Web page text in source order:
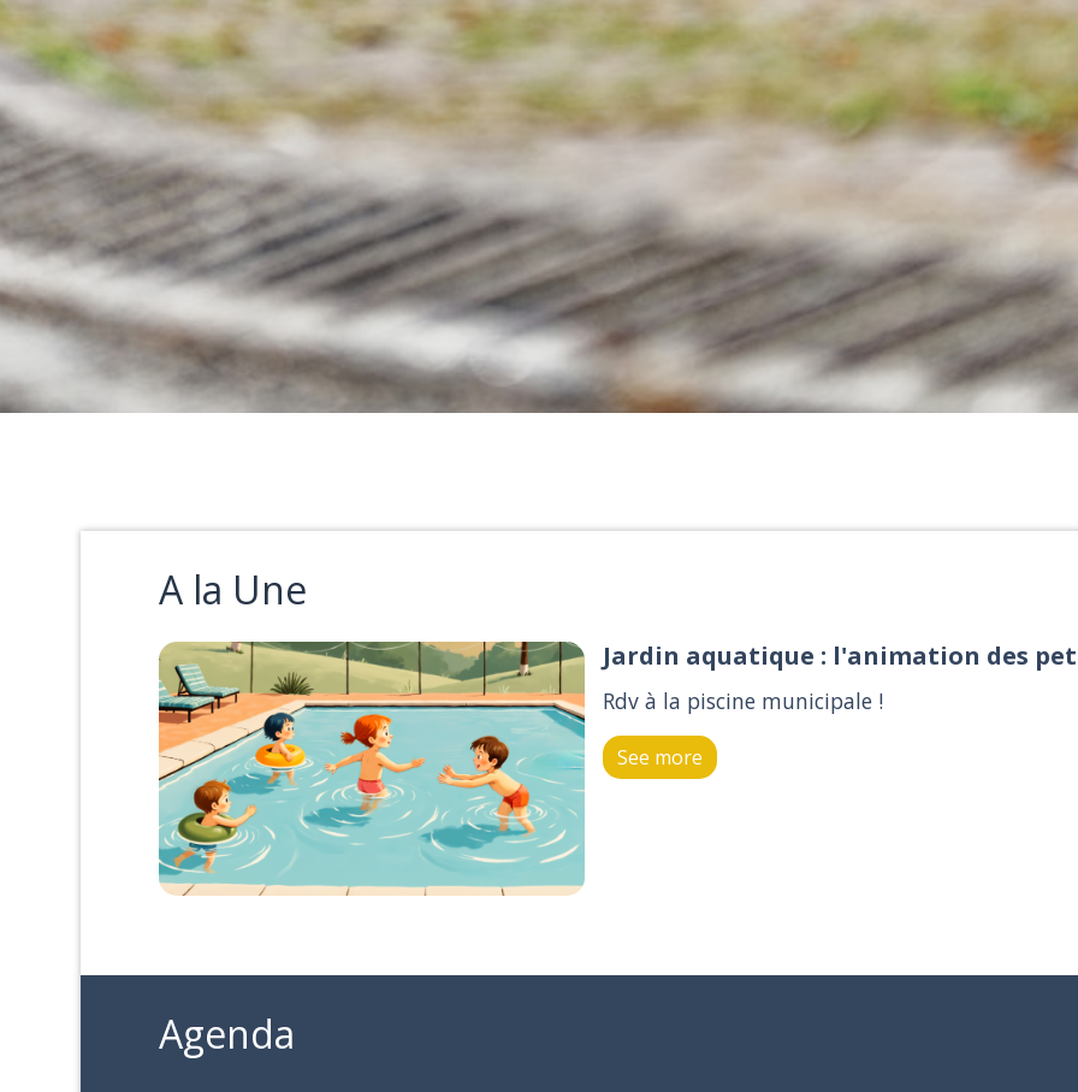
A la Une
Expositions estivales 2026 au Caveau
Augstins
See more
Agenda